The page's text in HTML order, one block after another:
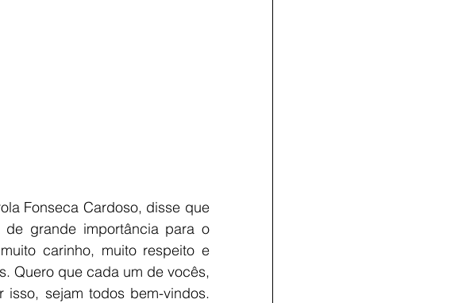
Fonseca Cardoso, disse que
grande importância para o
carinho, muito respeito e
Quero que cada um de vocês,
sejam todos bem-vindos.